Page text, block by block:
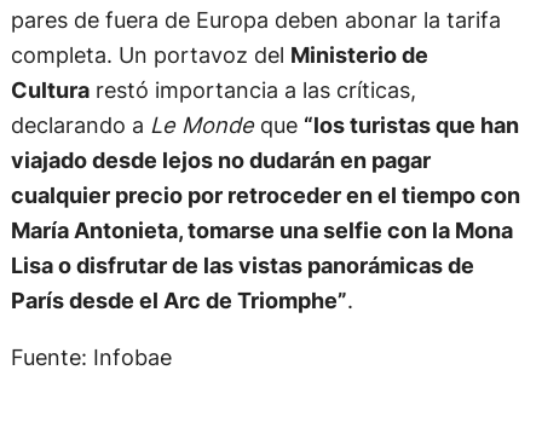
pares de fuera de Europa deben abonar la tarifa
completa. Un portavoz del Ministerio de
Culturarestó importancia a las críticas,
declarando a Le Mondeque “los turistas que han
viajado desde lejos no dudarán en pagar
cualquier precio por retroceder en el tiempo con
María Antonieta, tomarse una selfie con la Mona
Lisa o disfrutar de las vistas panorámicas de
París desde el Arc de Triomphe”.
Fuente: Infobae